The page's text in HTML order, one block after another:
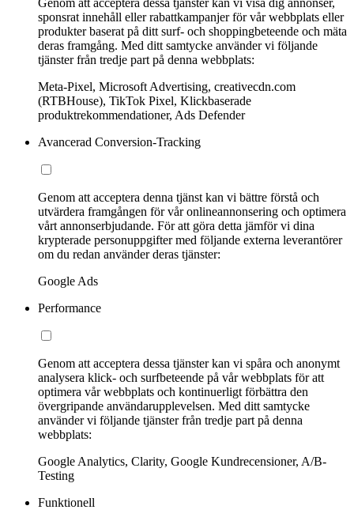
Genom att acceptera dessa tjänster kan vi visa dig annonser,
sponsrat innehåll eller rabattkampanjer för vår webbplats eller
produkter baserat på ditt surf- och shoppingbeteende och mäta
deras framgång. Med ditt samtycke använder vi följande
tjänster från tredje part på denna webbplats:
Meta-Pixel, Microsoft Advertising, creativecdn.com
(RTBHouse), TikTok Pixel, Klickbaserade
produktrekommendationer, Ads Defender
Avancerad Conversion-Tracking
Genom att acceptera denna tjänst kan vi bättre förstå och
utvärdera framgången för vår onlineannonsering och optimera
vårt annonserbjudande. För att göra detta jämför vi dina
krypterade personuppgifter med följande externa leverantörer
om du redan använder deras tjänster:
Google Ads
Performance
Genom att acceptera dessa tjänster kan vi spåra och anonymt
analysera klick- och surfbeteende på vår webbplats för att
optimera vår webbplats och kontinuerligt förbättra den
övergripande användarupplevelsen. Med ditt samtycke
använder vi följande tjänster från tredje part på denna
webbplats:
Google Analytics, Clarity, Google Kundrecensioner, A/B-
Testing
Funktionell